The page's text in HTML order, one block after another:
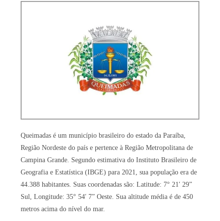
Queimadas é um município brasileiro do estado da Paraíba,
Região Nordeste do país e pertence à Região Metropolitana de
Campina Grande. Segundo estimativa do Instituto Brasileiro de
Geografia e Estatística (IBGE) para 2021, sua população era de
44.388 habitantes. Suas coordenadas são: Latitude: 7° 21′ 29”
Sul, Longitude: 35° 54′ 7” Oeste. Sua altitude média é de 450
metros acima do nível do mar.